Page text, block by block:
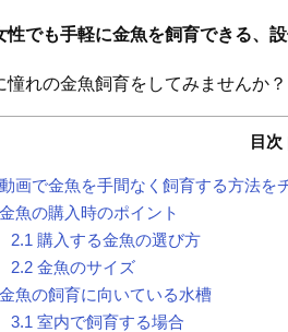
性でも手軽に金魚を飼育できる、
憧れの金魚飼育をしてみませんか？
目次
動画で金魚を手間なく飼育する方法を
金魚の購入時のポイント
2.1 購入する金魚の選び方
2.2金魚のサイズ
金魚の飼育に向いている水槽
3.1 室内で飼育する場合